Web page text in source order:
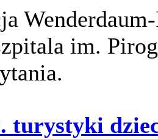
im.
turystyki